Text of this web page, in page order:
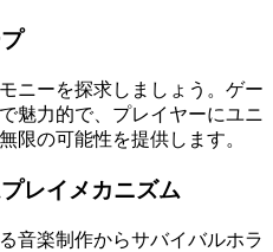
ニーを探求しましょう。ゲー
魅力的で、プレイヤーにユニ
限の可能性を提供します。
レイメカニズム
音楽制作からサバイバルホラ